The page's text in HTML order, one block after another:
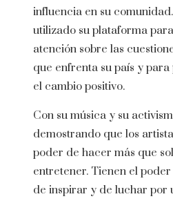
influencia en su
utilizado su plataforma
atención sobre las
que enfrenta su país y
el cambio positivo.
Con su música y su
demostrando que los
poder de hacer más que
entretener. Tienen el
de inspirar y de luchar por